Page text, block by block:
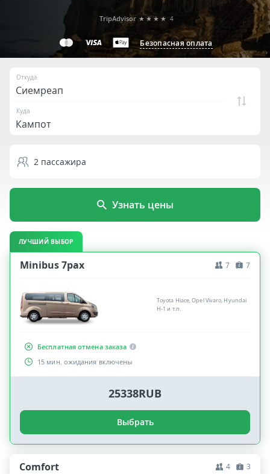
Безопасная оплата
TripAdvisor ★★★★ 4
Откуда
Куда
2 пассажира
Узнать цены
ЛУЧШИЙ ВЫБОР
Minibus 7pax 7 7
Toyota Hiace, Opel Vivaro, Hyundai
H-1 и т.п.
Бесплатная отмена заказа
15 мин. ожидания включены
25338RUB
Выбрать
Comfort 4 3